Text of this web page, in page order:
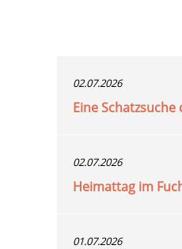
02.07.2026
Eine
02.07.2026
Heimattag im
01.07.2026